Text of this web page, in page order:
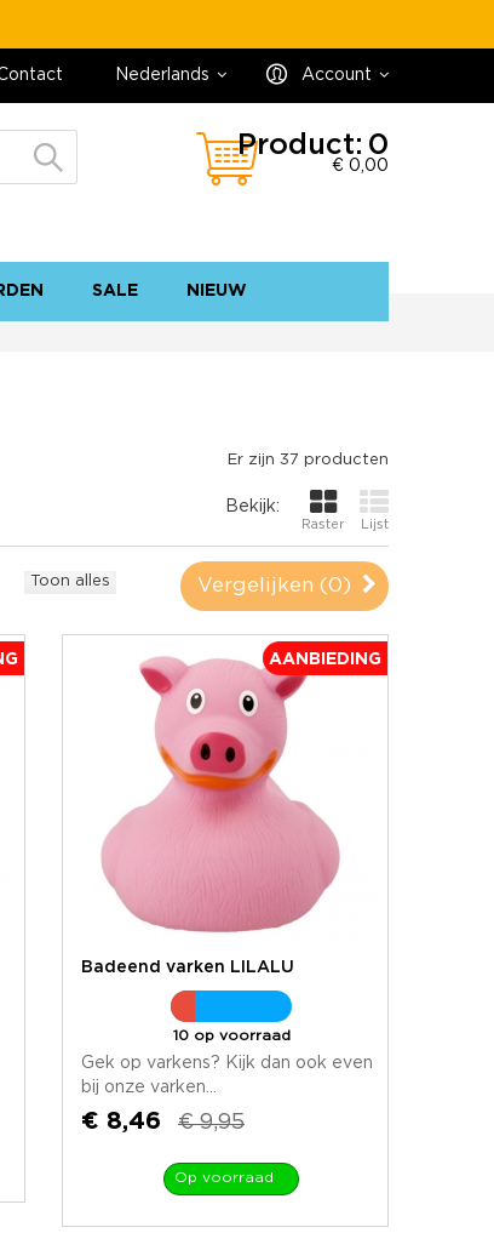
Account
Nederlands
Product: 0
€ 0,00
SALE NIEUW
Er zijn 37 producten
Bekijk:
Raster Lijst
Vergelijken (0)
Toon alles
AANBIEDING
Badeend varken LILALU
10 op voorraad
Gek op varkens? Kijk dan ook even
bij onze varken...
€ 8,46 € 9,95
Op voorraad